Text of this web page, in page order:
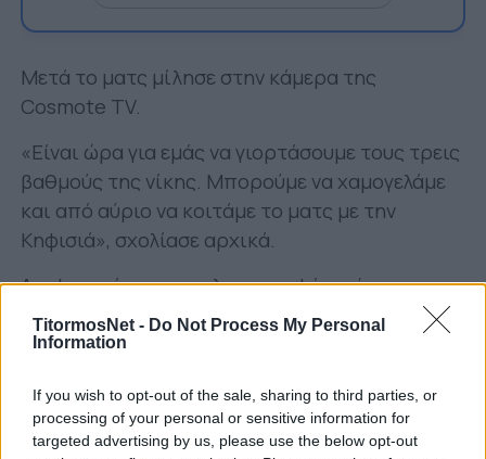
TitormosNet - Do Not Process My Personal
Information
If you wish to opt-out of the sale, sharing to third parties, or
processing of your personal or sensitive information for
targeted advertising by us, please use the below opt-out
Μετά το ματς μίλησε στην κάμερα της
Cosmote TV.
«Είναι ώρα για εμάς να γιορτάσουμε τους τρεις
βαθμούς της νίκης. Μπορούμε να χαμογελάμε
και από αύριο να κοιτάμε το ματς με την
Κηφισιά», σχολίασε αρχικά.
Αναφορικά με το γκολ της ισοφάρισής του και
την συνέχεια του ματς:
παρότι πάντα υπάρχει η πιθανότητα ο
τερματοφύλακας να αποκρούσει. Ήμουν
πεπεισμένος. Πήραμε δύναμη από τον κόσμο, ο